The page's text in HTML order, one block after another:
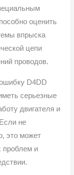
оценить
впрыска
цепи
проводов.
D4DD
серьезные
двигателя и
не
это может
проблем и